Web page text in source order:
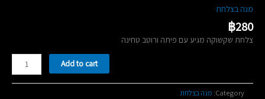
מנה בצלחת
฿280
צלחת שקשוקה מגיע עם פיתה ורוטב טחינה
שקשוקה
quantity
Add to cart
Category: מנה בצלחת